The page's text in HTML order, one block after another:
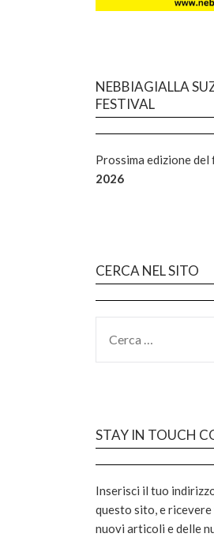
NEBBIAGIALLA
FESTIVAL
Prossima edizione
2026
CERCA NEL SITO
STAY IN TOUCH
Inserisci il tuo
questo sito, e
nuovi articoli e delle